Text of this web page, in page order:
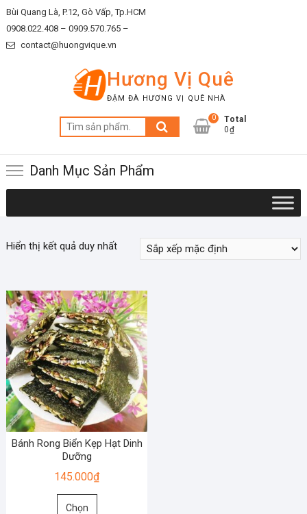
Skip
to
content
Bùi Quang Là, P.12, Gò Vấp, Tp.HCM
0908.022.408 – 0909.570.765 –
contact@huongvique.vn
Hương Vị Quê
ĐẬM ĐÀ HƯƠNG VỊ QUÊ NHÀ
Tìm
kiếm:
0
Total
0₫
Danh Mục Sản Phẩm
Hiển thị kết quả duy nhất
Bánh Rong Biển Kẹp Hạt Dinh
Dưỡng
145.000₫
Chọn
Sản